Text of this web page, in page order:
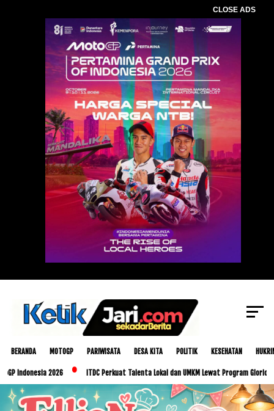
CLOSE ADS
BERANDA MOTOGP PARIWISATA DESA KITA POLITIK KESEHATAN
2026 ITDC Perkuat Talenta Lokal dan UMKM Lewat Program Glorious Golo Mori